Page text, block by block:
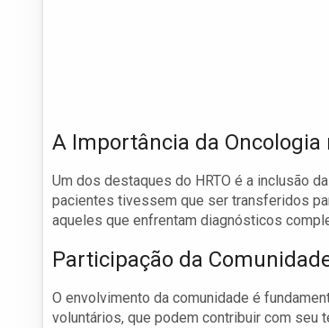
A Importância da Oncologia
Um dos destaques do HRTO é a inclusão
pacientes tivessem que ser transferidos
aqueles que enfrentam diagnósticos
Participação da
O envolvimento da comunidade é
voluntários, que podem contribuir com seu